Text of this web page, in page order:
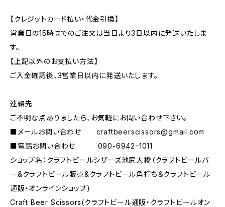
【クレジットカード払い・代金引換】
営業日の15時までのご注文は当日より3日以内に発送いたしま
す。
【上記以外のお支払い方法】
ご入金確認後、3営業日以内に発送いたします。
連絡先
ご不明な点ありましたら、お気軽にお問い合わせ下さい。
■メールお問い合わせ craftbeerscissors@gmail.com
■電話お問い合わせ 090-6942ｰ1011
ショップ名：クラフトビールシザーズ池尻大橋（クラフトビールバ
ー&クラフトビール販売&クラフトビール角打ち＆クラフトビール
通販・オンラインショップ)
Craft Beer Scissors(クラフトビール通販・クラフトビールオン